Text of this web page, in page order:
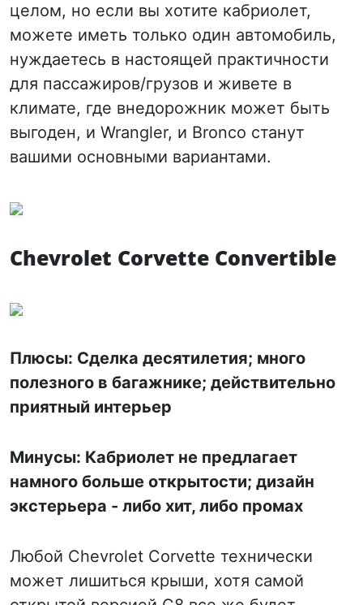
целом, но если вы хотите кабриолет,
можете иметь только один автомобиль,
нуждаетесь в настоящей практичности
для пассажиров/грузов и живете в
климате, где внедорожник может быть
выгоден, и Wrangler, и Bronco станут
вашими основными вариантами.
Chevrolet Corvette Convertible
Плюсы: Сделка десятилетия; много
полезного в багажнике; действительно
приятный интерьер
Минусы: Кабриолет не предлагает
намного больше открытости; дизайн
экстерьера - либо хит, либо промах
Любой Chevrolet Corvette технически
может лишиться крыши, хотя самой